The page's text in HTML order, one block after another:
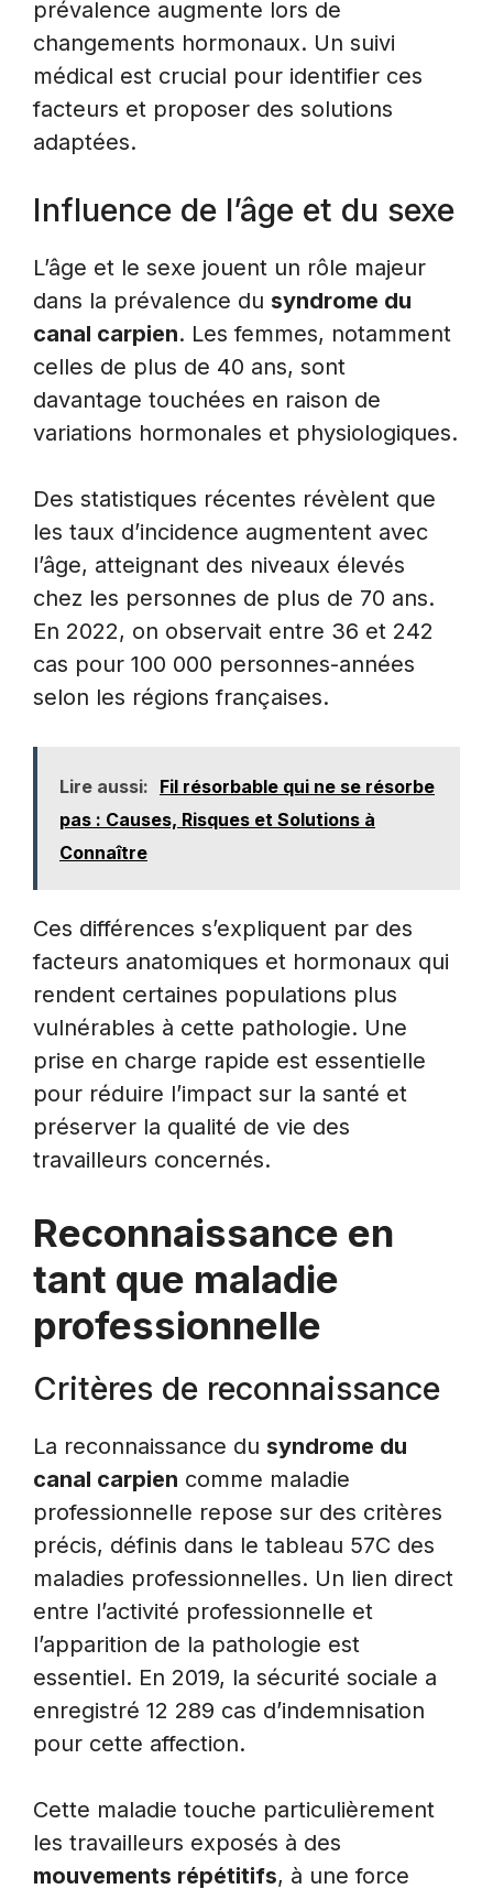
prévalence augmente lors de
changements hormonaux. Un suivi
médical est crucial pour identifier ces
facteurs et proposer des solutions
adaptées.
Influence de l’âge et du sexe
L’âge et le sexe jouent un rôle majeur
dans la prévalence du syndrome du
canal carpien. Les femmes, notamment
celles de plus de 40 ans, sont
davantage touchées en raison de
variations hormonales et physiologiques.
Des statistiques récentes révèlent que
les taux d’incidence augmentent avec
l’âge, atteignant des niveaux élevés
chez les personnes de plus de 70 ans.
En 2022, on observait entre 36 et 242
cas pour 100 000 personnes-années
selon les régions françaises.
Lire aussi: Fil résorbable qui ne se résorbe
pas : Causes, Risques et Solutions à
Connaître
Ces différences s’expliquent par des
facteurs anatomiques et hormonaux qui
rendent certaines populations plus
vulnérables à cette pathologie. Une
prise en charge rapide est essentielle
pour réduire l’impact sur la santé et
préserver la qualité de vie des
travailleurs concernés.
Reconnaissance en
tant que maladie
professionnelle
Critères de reconnaissance
La reconnaissance du syndrome du
canal carpien comme maladie
professionnelle repose sur des critères
précis, définis dans le tableau 57C des
maladies professionnelles. Un lien direct
entre l’activité professionnelle et
l’apparition de la pathologie est
essentiel. En 2019, la sécurité sociale a
enregistré 12 289 cas d’indemnisation
pour cette affection.
Cette maladie touche particulièrement
les travailleurs exposés à des
mouvements répétitifs, à une force